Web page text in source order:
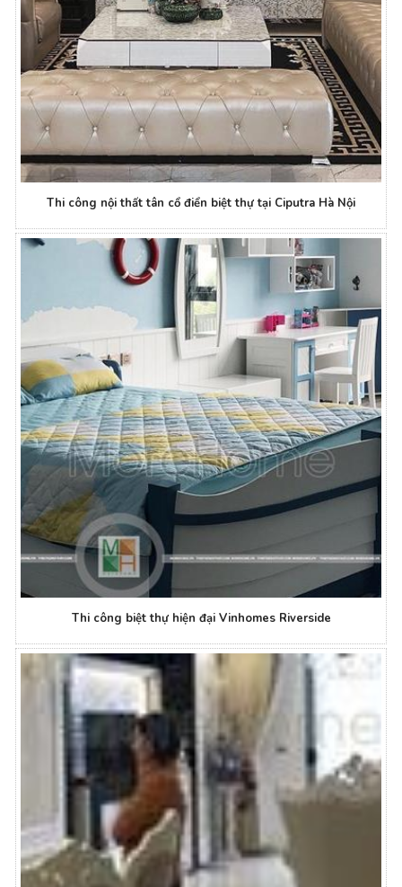
Thi công nội thất tân cổ điển biệt thự tại Ciputra Hà Nội
Thi công biệt thự hiện đại Vinhomes Riverside